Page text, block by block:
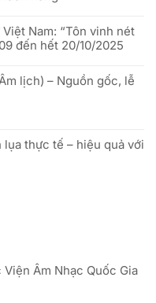
Nam: “Tôn vinh nét
đến hết 20/10/2025
lịch) – Nguồn gốc, lễ
thực tế – hiệu quả với
Âm Nhạc Quốc Gia